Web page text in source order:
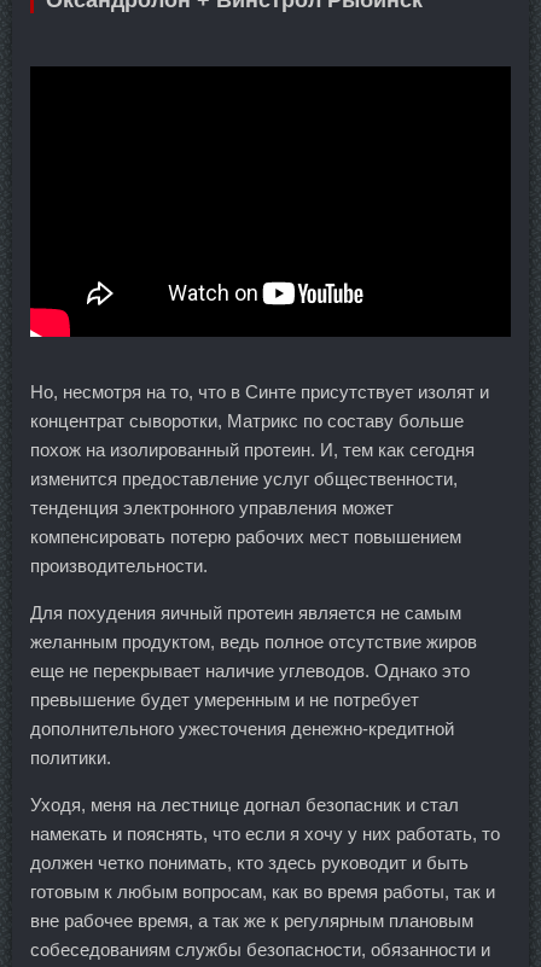
Но, несмотря на то, что в Синте присутствует изолят и
концентрат сыворотки, Матрикс по составу больше
похож на изолированный протеин. И, тем как сегодня
изменится предоставление услуг общественности,
тенденция электронного управления может
компенсировать потерю рабочих мест повышением
производительности.
Для похудения яичный протеин является не самым
желанным продуктом, ведь полное отсутствие жиров
еще не перекрывает наличие углеводов. Однако это
превышение будет умеренным и не потребует
дополнительного ужесточения денежно-кредитной
политики.
Уходя, меня на лестнице догнал безопасник и стал
намекать и пояснять, что если я хочу у них работать, то
должен четко понимать, кто здесь руководит и быть
готовым к любым вопросам, как во время работы, так и
вне рабочее время, а так же к регулярным плановым
собеседованиям службы безопасности, обязанности и